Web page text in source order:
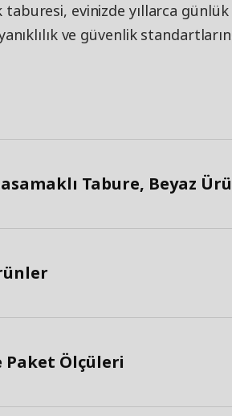
taburesi, evinizde yıllarca
ve güvenlik
Tabure, Beyaz
Paket Ölçüleri